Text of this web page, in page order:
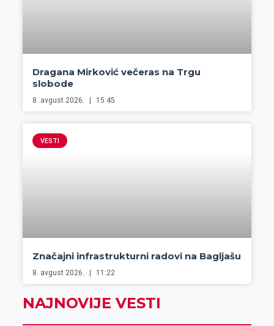
Dragana Mirković večeras na Trgu
slobode
8. avgust 2026. 15:45
VESTI
Značajni infrastrukturni radovi na Bagljašu
8. avgust 2026. 11:22
NAJNOVIJE VESTI